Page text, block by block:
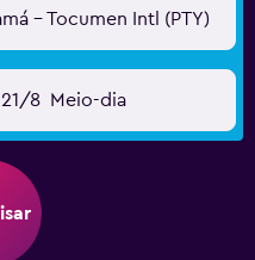
- Tocumen Intl (PTY)
8 Meio-dia